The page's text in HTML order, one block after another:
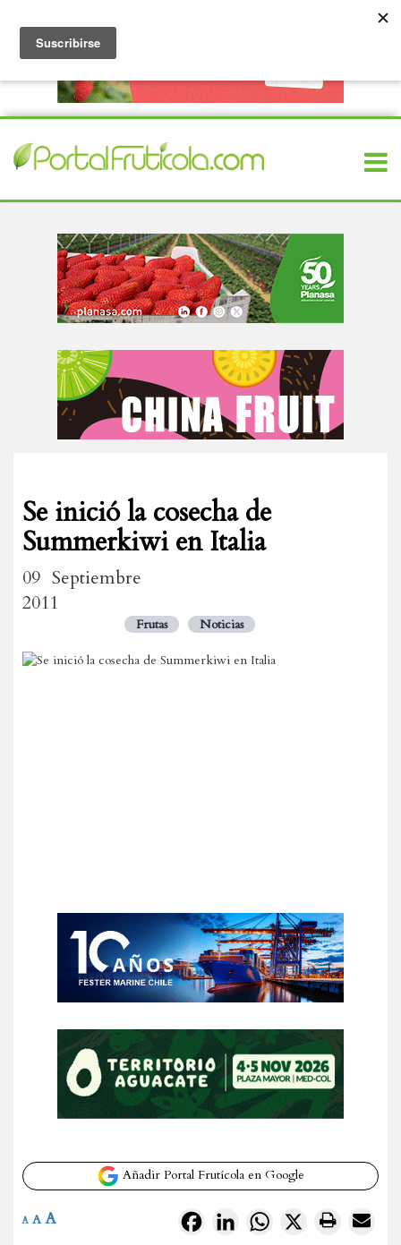
Se inició la cosecha de
Summerkiwi en Italia
09 Septiembre
2011
Frutas Noticias
Añadir Portal Frutícola en Google
FacebookLinkedInWhatsApp
X
A A A